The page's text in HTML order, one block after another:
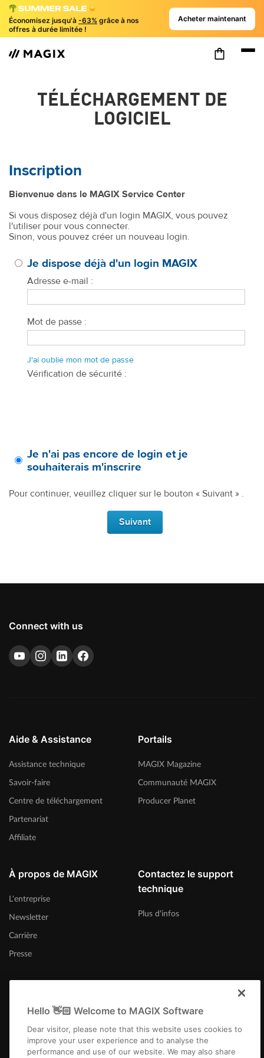
Économisez jusqu'à -63% grâce à nos
offres à durée limitée !
Acheter maintenant
TÉLÉCHARGEMENT DE
LOGICIEL
Connect with us
Aide & Assistance
Assistance technique
Savoir-faire
Centre de téléchargement
Partenariat
Affiliate
Portails
MAGIX Magazine
Communauté MAGIX
Producer Planet
À propos de MAGIX
L'entreprise
Newsletter
Carrière
Presse
Contactez le support
technique
Plus d'infos
Canada (Français)
Hello 👋🏻 Welcome to MAGIX Software
Dear visitor, please note that this website uses cookies to
improve your user experience and to analyse the
performance and use of our website. We may also share